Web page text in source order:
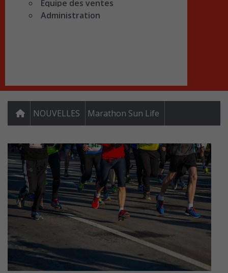
Équipe des ventes
Administration
NOUVELLES Marathon Sun Life